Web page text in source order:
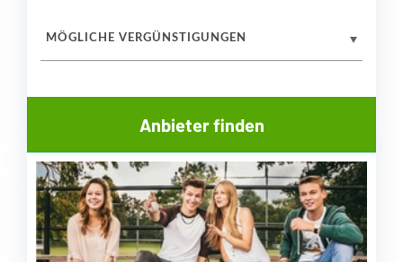
MÖGLICHE VERGÜNSTIGUNGEN